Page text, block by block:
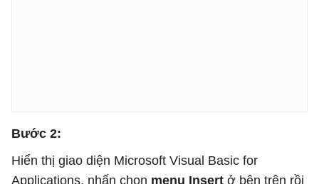
Bước 2:
Hiển thị giao diện Microsoft Visual Basic for
Applications, nhấn chọn menu Insert ở bên trên rồi